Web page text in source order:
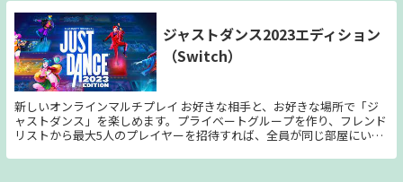
事に終わった。 “人類の未来を守るための物語”を、これ以上ないハッ
ピーエンドに導いた。 そしてそれからおよそ十年後の現在。 ……春。
さくら咲き乱れる出会いと別れのその季節。 かつて人類の未来を救っ
た少女たちは、 今はもう“魔法”を忘れ―ごくふつうの少女として生き
ていた。 誰もが当たり前に遭遇する、ごくごくふつうの当たり前な困
難に、 頭を抱え、迷い、生きる道を探してた。 そんなある日。 さくら
舞い散る、春の中。 「……お願いします」 少年、奏大雅は、もうひと
つの春と再び出会った― 「お願いします。 どうか私を、魔法少女に戻
してください」 これは “魔法少女”のための物語……。 なんかでは、な
い。 これは、幸せを探し出すための物語。 これは、あなたの人生のた
ジャストダンス2023エディション
（Switch）
新しいオンラインマルチプレイ お好きな相手と、お好きな場所で「ジ
ャストダンス」を楽しめます。プライベートグループを作り、フレンド
リストから最大5人のプレイヤーを招待すれば、全員が同じ部屋にいる
ティストのホットな新曲、没入感のあるゲーム世界と年間を通して登場